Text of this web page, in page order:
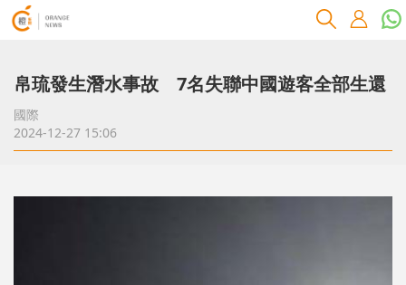
帛琉發生潛水事故 7名失聯中國遊客全部生還
國際
2024-12-27 15:06